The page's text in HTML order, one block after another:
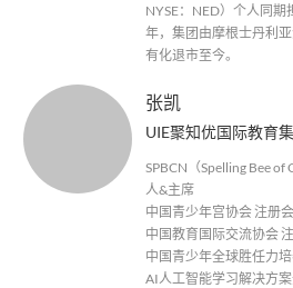
NYSE：NED）个人同
年，集团由摩根士丹利
有化退市至今。
张凯
UIE聚知优国际教育
SPBCN（Spelling Bee
人&主席
中国青少年宫协会 注册
中国教育国际交流协会
中国青少年全球胜任力
AI人工智能学习解决方案